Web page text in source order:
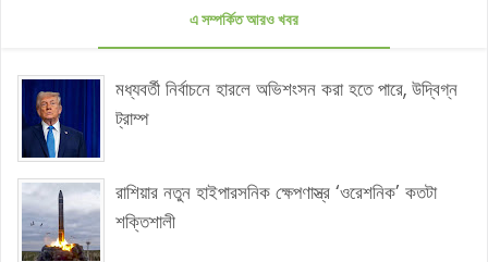
এ সম্পর্কিত আরও খবর
মধ্যবর্তী নির্বাচনে হারলে অভিশংসন করা হতে পারে, উদ্বিগ্ন
ট্রাম্প
রাশিয়ার নতুন হাইপারসনিক ক্ষেপণাস্ত্র ‘ওরেশনিক’ কতটা
শক্তিশালী